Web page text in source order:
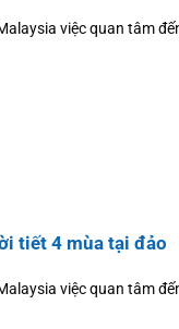
việc quan tâm
tiết 4 mùa tại đảo
việc quan tâm